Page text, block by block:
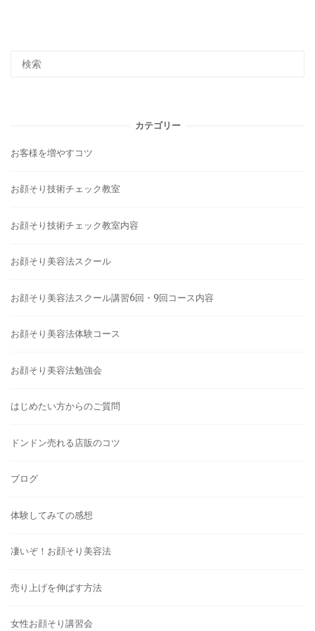
カテゴリー
お客様を増やすコツ
お顔そり技術チェック教室
お顔そり技術チェック教室内容
お顔そり美容法スクール
お顔そり美容法スクール講習6回・9回コース内容
お顔そり美容法体験コース
お顔そり美容法勉強会
はじめたい方からのご質問
ドンドン売れる店販のコツ
ブログ
体験してみての感想
凄いぞ！お顔そり美容法
売り上げを伸ばす方法
女性お顔そり講習会